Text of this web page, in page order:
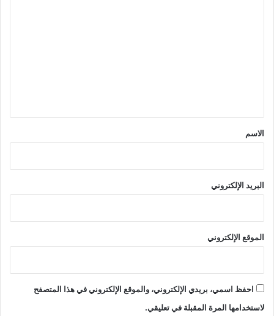
*
الاسم
البريد الإلكتروني
الموقع الإلكتروني
احفظ اسمي، بريدي الإلكتروني، والموقع الإلكتروني في هذا المتصفح
لاستخدامها المرة المقبلة في تعليقي.